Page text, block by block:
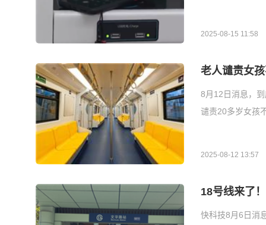
2025-08-15 11:58
老人谴责女
8月12日消息，
谴责20多岁女孩
2025-08-12 13:57
18号线来了
快科技8月6日消